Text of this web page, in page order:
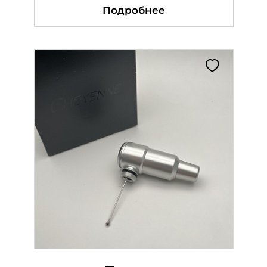
Подробнее
Подробнее
Подробнее